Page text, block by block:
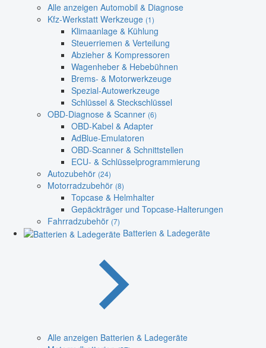
Alle anzeigen Automobil & Diagnose
Kfz-Werkstatt Werkzeuge (1)
Klimaanlage & Kühlung
Steuerriemen & Verteilung
Abzieher & Kompressoren
Wagenheber & Hebebühnen
Brems- & Motorwerkzeuge
Spezial-Autowerkzeuge
Schlüssel & Steckschlüssel
OBD-Diagnose & Scanner (6)
OBD-Kabel & Adapter
AdBlue-Emulatoren
OBD-Scanner & Schnittstellen
ECU- & Schlüsselprogrammierung
Autozubehör (24)
Motorradzubehör (8)
Topcase & Helmhalter
Gepäckträger und Topcase-Halterungen
Fahrradzubehör (7)
Batterien & Ladegeräte
Alle anzeigen Batterien & Ladegeräte